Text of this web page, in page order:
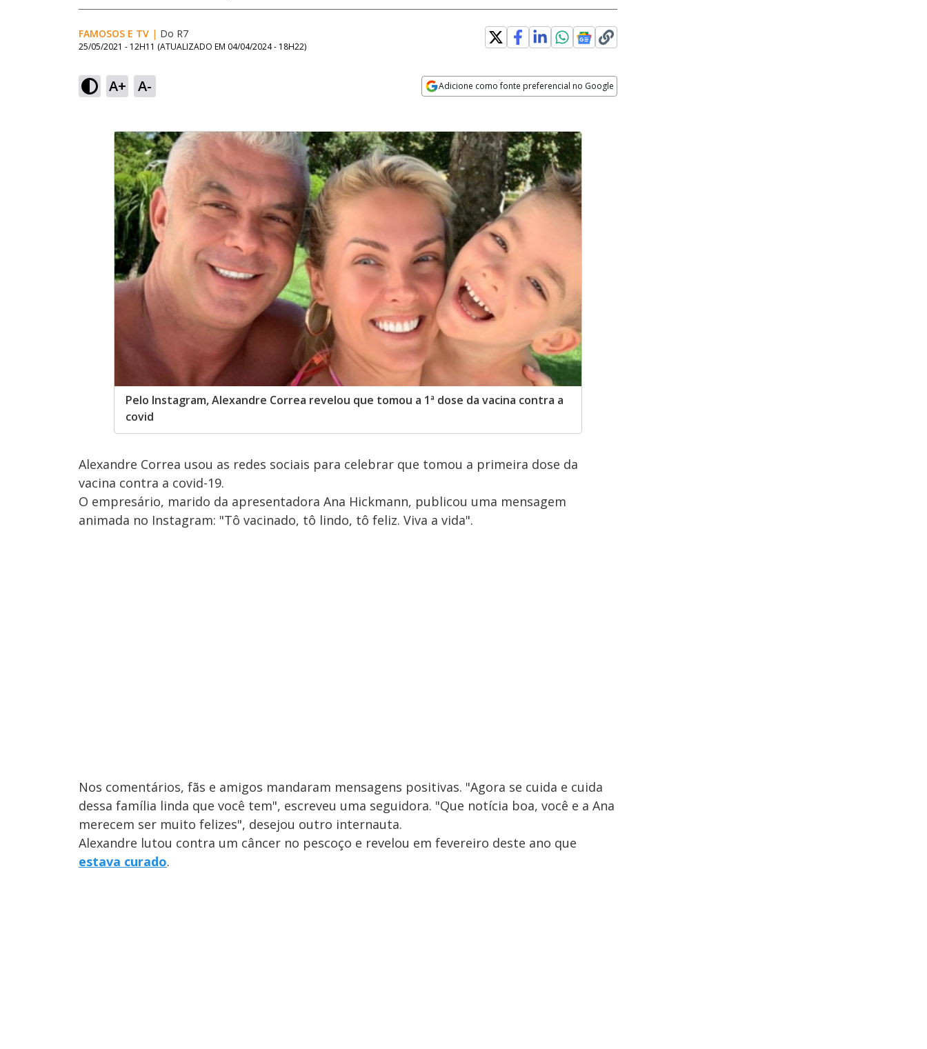
FAMOSOS E TV | Do R7
25/05/2021 - 12H11 (ATUALIZADO EM 04/04/2024 - 18H22)
A+ A- Adicione como fonte preferencial no Google
Pelo Instagram, Alexandre Correa revelou que tomou a 1ª dose da vacina contra a
covid
Alexandre Correa usou as redes sociais para celebrar que tomou a primeira dose da
vacina contra a covid-19.
O empresário, marido da apresentadora Ana Hickmann, publicou uma mensagem
animada no Instagram: "Tô vacinado, tô lindo, tô feliz. Viva a vida".
Nos comentários, fãs e amigos mandaram mensagens positivas. "Agora se cuida e cuida
dessa família linda que você tem", escreveu uma seguidora. "Que notícia boa, você e a Ana
merecem ser muito felizes", desejou outro internauta.
Alexandre lutou contra um câncer no pescoço e revelou em fevereiro deste ano que
estava curado.